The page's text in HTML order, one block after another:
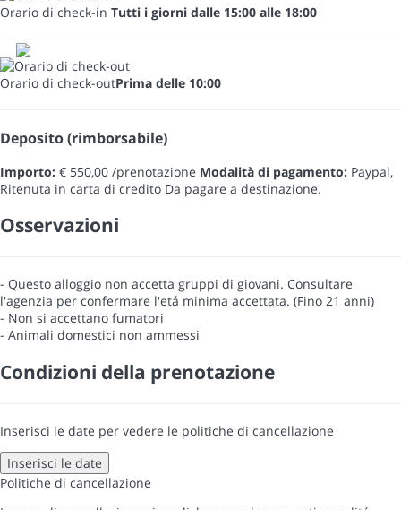
Orario di check-in Tutti i giorni dalle 15:00 alle 18:00
Orario di check-outPrima delle 10:00
Deposito (rimborsabile)
Importo: € 550,00 /prenotazione Modalità di pagamento: Paypal,
Ritenuta in carta di credito Da pagare a destinazione.
Osservazioni
- Questo alloggio non accetta gruppi di giovani. Consultare
l'agenzia per confermare l'etá minima accettata. (Fino 21 anni)
- Non si accettano fumatori
- Animali domestici non ammessi
Condizioni della prenotazione
Inserisci le date per vedere le politiche di cancellazione
Inserisci le date
Politiche di cancellazione